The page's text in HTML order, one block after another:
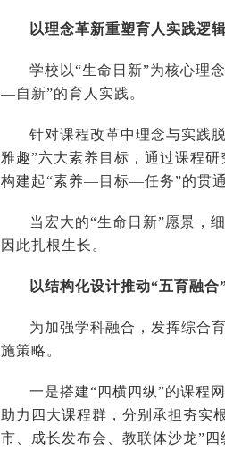
以理念革新重塑育人实践
学校以“生命日新”为核心理
—自新”的育人实践。
针对课程改革中理念与实践
雅趣”六大素养目标，通过课程
构建起“素养—目标—任务”的贯
当宏大的“生命日新”愿景，
因此扎根生长。
以结构化设计推动“五育融合
为加强学科融合，发挥综合
施策略。
一是搭建“四横四纵”的课程
助力四大课程群，分别承担夯实
市、成长发布会、教联体沙龙”